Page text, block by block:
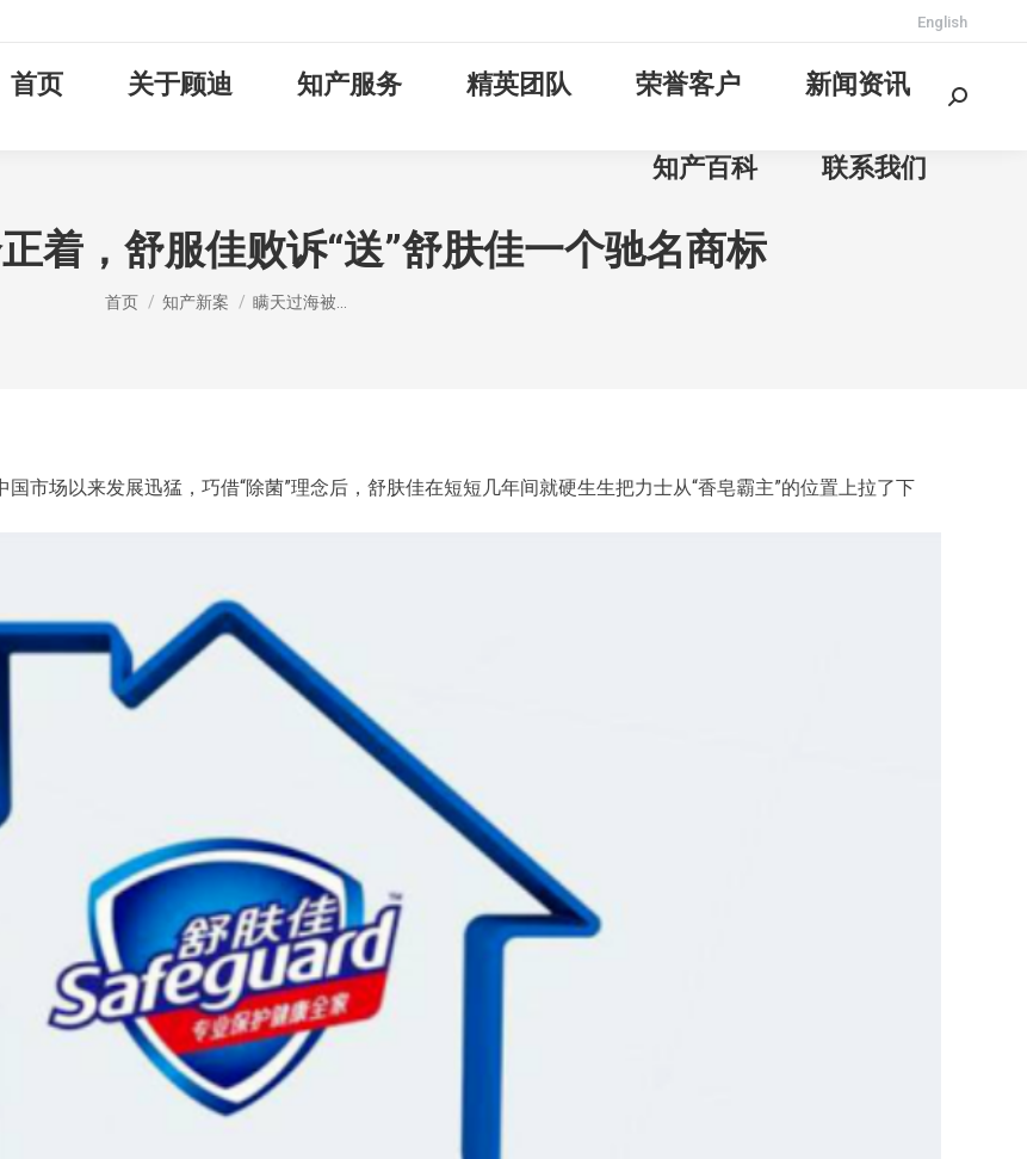
English
首页 关于顾迪 知产服务 精英团队 荣誉客户 新闻资讯
知产百科 联系我们
Search:
着，舒服佳败诉“送”舒肤佳一个驰名商标
您在这里：
首页 知产新案 瞒天过海被…
市场以来发展迅猛，巧借“除菌”理念后，舒肤佳在短短几年间就硬生生把力士从“香皂霸主”的位置上拉了下